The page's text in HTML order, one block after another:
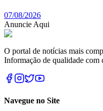
07/08/2026
Anuncie Aqui
O portal de notícias mais
Informação de qualidade
Navegue no Site